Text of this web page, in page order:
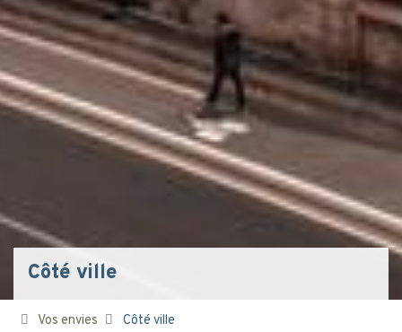
Côté ville
Vos envies Côté ville